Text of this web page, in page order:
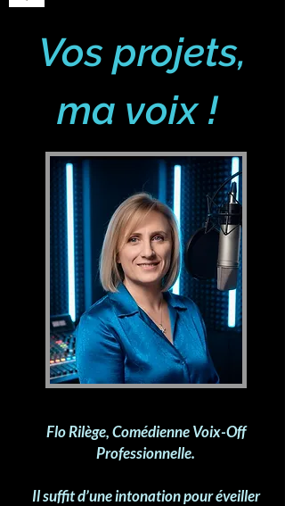
​Vos projets,
ma voix !
Flo Rilège, Comédienne Voix-Off
Professionnelle.
Il suffit d’une intonation pour éveiller